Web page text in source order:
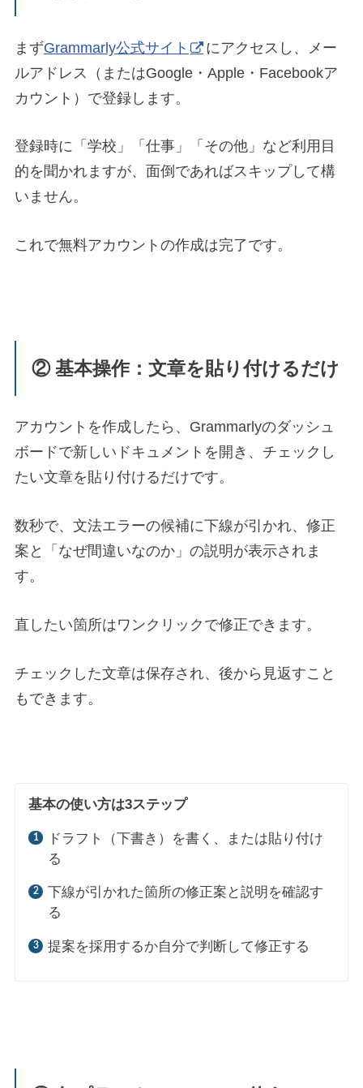
まずGrammarly公式サイト
にアクセスし、メー
ルアドレス（またはGoogle・Apple・Facebookア
カウント）で登録します。
登録時に「学校」「仕事」「その他」など利用目
的を聞かれますが、面倒であればスキップして構
いません。
これで無料アカウントの作成は完了です。
② 基本操作：文章を貼り付けるだけ
アカウントを作成したら、Grammarlyのダッシュ
ボードで新しいドキュメントを開き、チェックし
たい文章を貼り付けるだけです。
数秒で、文法エラーの候補に下線が引かれ、修正
案と「なぜ間違いなのか」の説明が表示されま
す。
直したい箇所はワンクリックで修正できます。
チェックした文章は保存され、後から見返すこと
もできます。
基本の使い方は3ステップ
ドラフト（下書き）を書く、または貼り付け
る
下線が引かれた箇所の修正案と説明を確認す
る
提案を採用するか自分で判断して修正する